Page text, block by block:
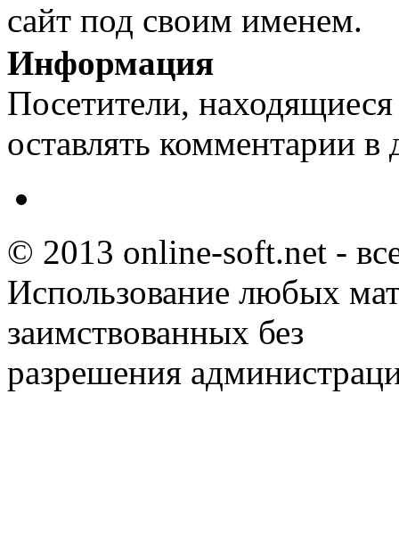
сайт под своим именем.
Информация
Посетители,
оставлять комментарии в
© 2013 online-soft.net -
Использование любых
заимствованных без
разрешения